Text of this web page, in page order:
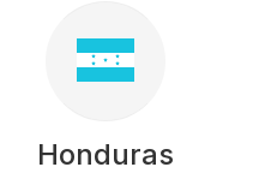
Honduras